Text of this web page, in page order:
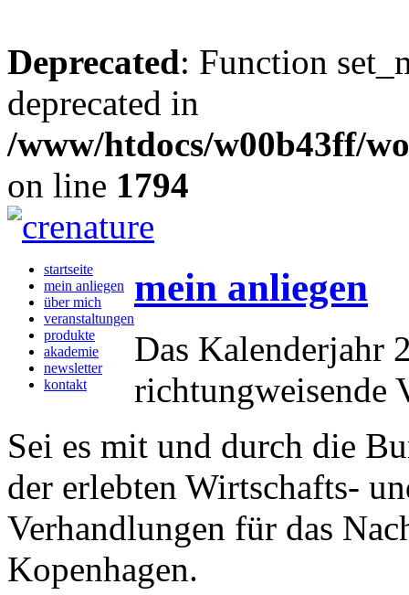
Deprecated: Function
deprecated in
/www/htdocs/w00b43ff/
on line 1794
startseite
mein anliegen
über mich
veranstaltungen
produkte
akademie
newsletter
kontakt
mein anliegen
Das Kalenderjahr
richtungweisende
Sei es mit und durch die
der erlebten Wirtschafts-
Verhandlungen für das
Kopenhagen.